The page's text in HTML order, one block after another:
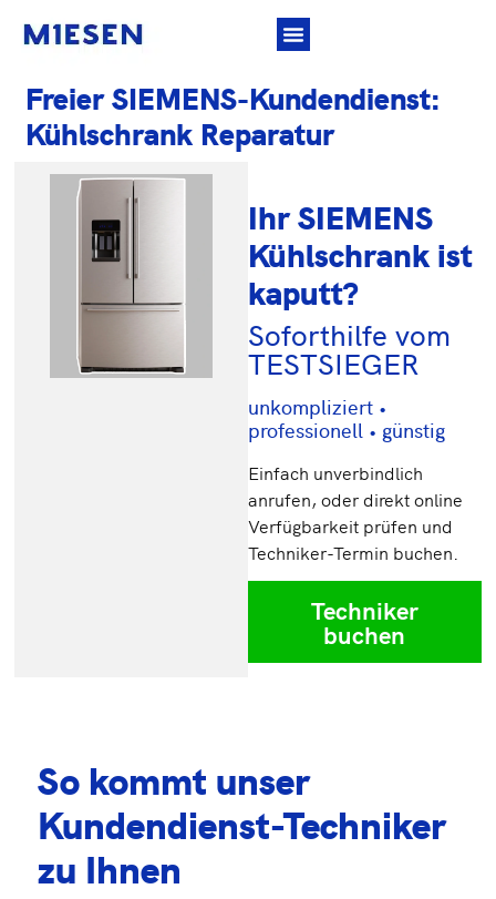
Freier SIEMENS-Kundendienst:
Kühlschrank Reparatur
Ihr SIEMENS
Kühlschrank ist
kaputt?
Soforthilfe vom
TESTSIEGER
unkompliziert •
professionell • günstig
Einfach unverbindlich
anrufen, oder direkt online
Verfügbarkeit prüfen und
Techniker-Termin buchen.
Techniker
buchen
So kommt unser
Kundendienst-Techniker
zu Ihnen